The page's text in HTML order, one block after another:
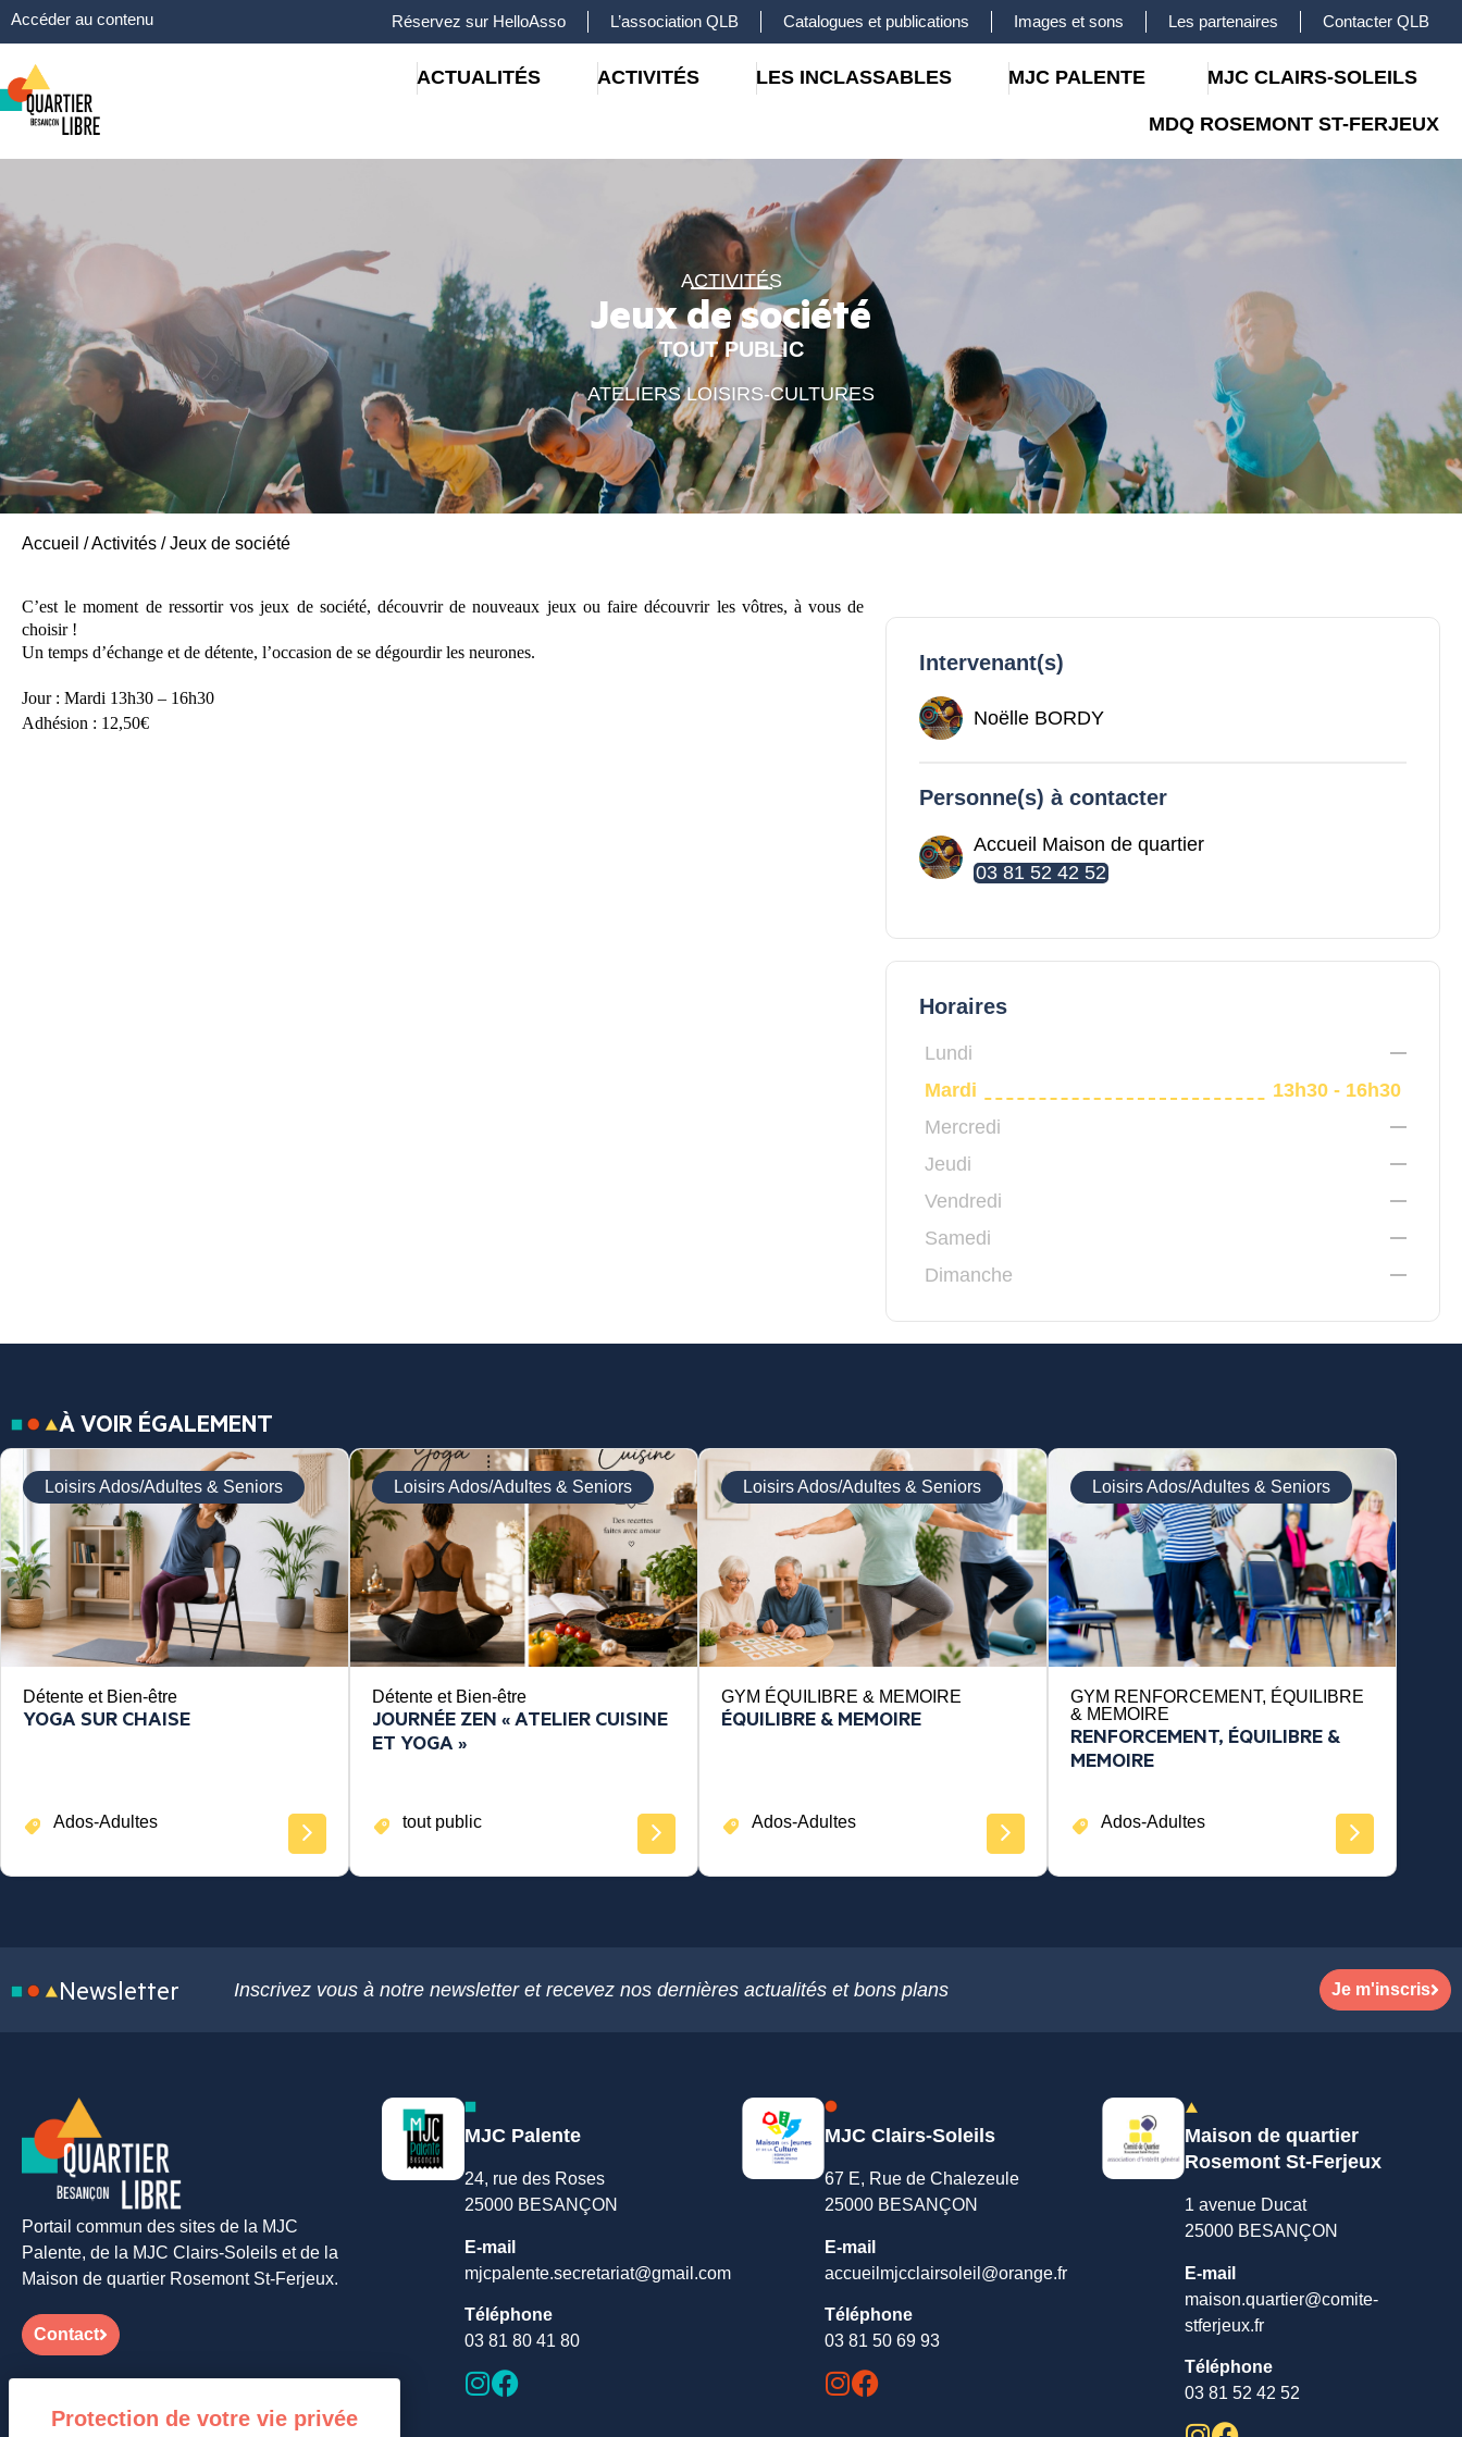
Accéder au contenu Réservez sur HelloAsso L’association QLB Catalogues et publications Images et sons Les partenaires Contacter QLB
ACTUALITÉS ACTIVITÉS LES INCLASSABLES MJC PALENTE MJC CLAIRS-SOLEILS
MDQ ROSEMONT ST-FERJEUX
ACTIVITÉS
Jeux de société
TOUT PUBLIC
ATELIERS LOISIRS-CULTURES
Accueil /Activités /Jeux de société
C’est le moment de ressortir vos jeux de société, découvrir de nouveaux jeux ou faire découvrir les vôtres, à vous de
choisir !
Un temps d’échange et de détente, l’occasion de se dégourdir les neurones.
Jour : Mardi 13h30 – 16h30
Adhésion : 12,50€
Intervenant(s)
Noëlle BORDY
Personne(s) à contacter
Accueil Maison de quartier
03 81 52 42 52
Horaires
Lundi
Mardi
13h30 - 16h30
Mercredi
Jeudi
Vendredi
Samedi
Dimanche
À VOIR ÉGALEMENT
Loisirs Ados/Adultes & Seniors
Détente et Bien-être
YOGA SUR CHAISE
Ados-Adultes
Loisirs Ados/Adultes & Seniors
Détente et Bien-être
JOURNÉE ZEN « ATELIER CUISINE
ET YOGA »
tout public
Loisirs Ados/Adultes & Seniors
GYM ÉQUILIBRE & MEMOIRE
ÉQUILIBRE & MEMOIRE
Ados-Adultes
Loisirs Ados/Adultes & Seniors
GYM RENFORCEMENT, ÉQUILIBRE
& MEMOIRE
RENFORCEMENT, ÉQUILIBRE &
MEMOIRE
Ados-Adultes
Newsletter Inscrivez vous à notre newsletter et recevez nos dernières actualités et bons plans Je m'inscris
Portail commun des sites de la MJC
Palente, de la MJC Clairs-Soleils et de la
Maison de quartier Rosemont St-Ferjeux.
Contact
MJC Palente
24, rue des Roses
25000 BESANÇON
E-mail
mjcpalente.secretariat@gmail.com
Téléphone
03 81 80 41 80
MJC Clairs-Soleils
67 E, Rue de Chalezeule
25000 BESANÇON
E-mail
accueilmjcclairsoleil@orange.fr
Téléphone
03 81 50 69 93
Maison de quartier
Rosemont St-Ferjeux
1 avenue Ducat
25000 BESANÇON
E-mail
maison.quartier@comite-
stferjeux.fr
Téléphone
03 81 52 42 52
Panneau de gestion des cookies